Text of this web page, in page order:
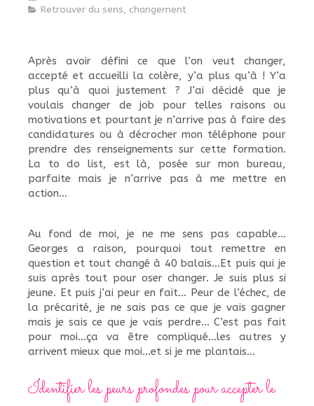
Retrouver du sens, changement
Après avoir défini ce que l’on veut changer,
accepté et accueilli la colère, y’a plus qu’à ! Y’a
plus qu’à quoi justement ? J’ai décidé que je
voulais changer de job pour telles raisons ou
motivations et pourtant je n’arrive pas à faire des
candidatures ou à décrocher mon téléphone pour
prendre des renseignements sur cette formation.
La to do list, est là, posée sur mon bureau,
parfaite mais je n’arrive pas à me mettre en
action…
Au fond de moi, je ne me sens pas capable…
Georges a raison, pourquoi tout remettre en
question et tout changé à 40 balais…Et puis qui je
suis après tout pour oser changer. Je suis plus si
jeune. Et puis j’ai peur en fait… Peur de l’échec, de
la précarité, je ne sais pas ce que je vais gagner
mais je sais ce que je vais perdre… C’est pas fait
pour moi...ça va être compliqué...les autres y
arrivent mieux que moi...et si je me plantais...
Identifier les peurs profondes pour accepter le